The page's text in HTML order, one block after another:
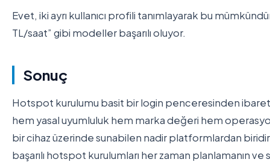
Evet, iki ayrı kullanıcı profili tanımlayarak bu
TL/saat” gibi modeller başarılı oluyor.
Sonuç
Hotspot kurulumu basit bir login penceresinden ibaret
hem yasal uyumluluk hem marka değeri hem
bir cihaz üzerinde sunabilen nadir platformlardan
başarılı hotspot kurulumları her zaman planlamanın